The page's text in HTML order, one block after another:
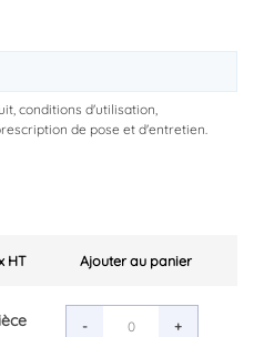
conditions d'utilisation,
de pose et d'entretien.
HT Ajouter au panier
- +